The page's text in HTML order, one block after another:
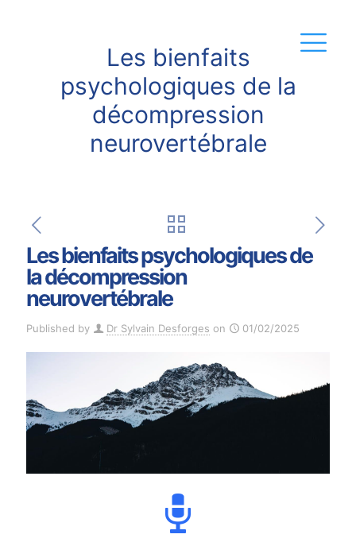
Les bienfaits
psychologiques de la
décompression
neurovertébrale
Les bienfaits psychologiques de
la décompression
neurovertébrale
Published by Dr Sylvain Desforges on 01/02/2025